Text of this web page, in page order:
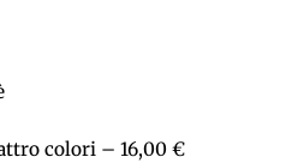
colori – 16,00 €